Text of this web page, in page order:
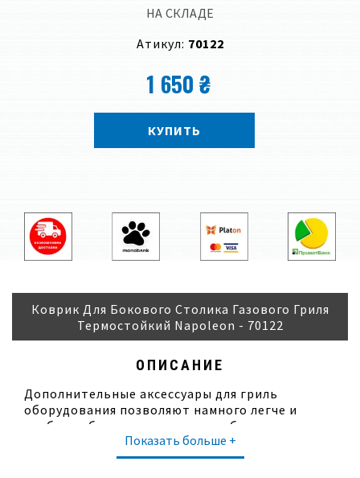
НА СКЛАДЕ
Атикул: 70122
1 650 ₴
КУПИТЬ
Коврик Для Бокового Столика Газового Гриля
Термостойкий Napoleon - 70122
ОПИСАНИЕ
Дополнительные аксессуары для гриль
оборудования позволяют намного легче и
удобнее обходиться с данным оборудованием.
Силиконовые коврики на боковой полке гриля
предназначены для безопасного размещения
Показать больше +